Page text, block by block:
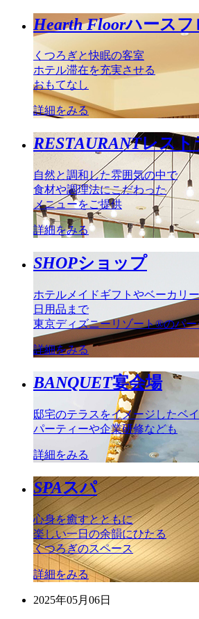
Hearth Floorハースフ
くつろぎと快眠の客室
ホテル滞在を充実させる
おもてなし
詳細をみる
RESTAURANTレスト
自然と調和した雰囲気の中で
食材や調理法にこだわった
メニューをご提供
詳細をみる
SHOPショップ
ホテルメイドギフトやベーカリー
日用品まで
東京ディズニーリゾート®のパー
詳細をみる
BANQUET宴会場
邸宅のテラスをイメージしたベ
パーティーや企業研修なども
詳細をみる
SPAスパ
心身を癒すとともに
楽しい一日の余韻にひたる
くつろぎのスペース
詳細をみる
2025年05月06日